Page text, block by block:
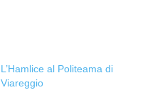
L’Hamlice al Politeama di
Viareggio